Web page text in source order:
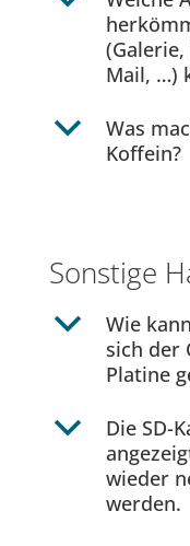
(Galerie,
Mail, …)
b
Was
Koffein?
Sonstige
b
Wie
sich der
Platine
b
Die SD-
wieder
werden.